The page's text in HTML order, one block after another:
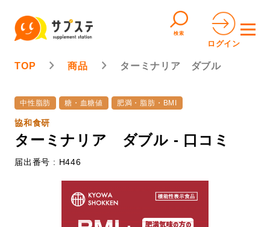
検索
ログイン
TOP 商品 ターミナリア ダブル
中性脂肪 糖・血糖値 肥満・脂肪・BMI
協和食研
ターミナリア ダブル - 口コミ
届出番号 : H446